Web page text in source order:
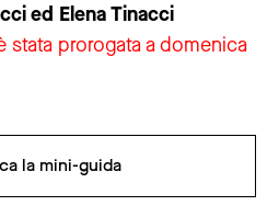
ed Elena Tinacci
stata prorogata a domenica
la mini-guida